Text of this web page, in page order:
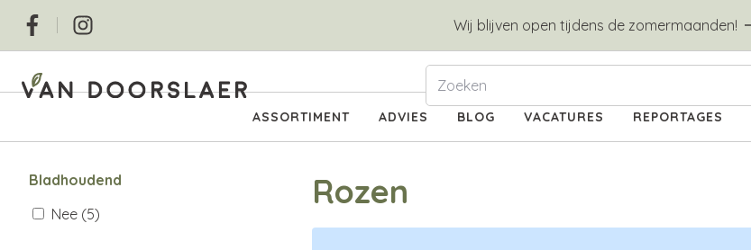
Overslaan
naar
inhoud
Social Wij blijven open tijdens de zomermaanden!
Hoofdnavigatie ASSORTIMENT ADVIES BLOG VACATURES REPORTAGES
Bladhoudend
Nee (5)
Rozen